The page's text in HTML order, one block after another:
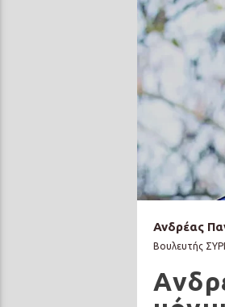
Ανδρέας
Βουλευτής